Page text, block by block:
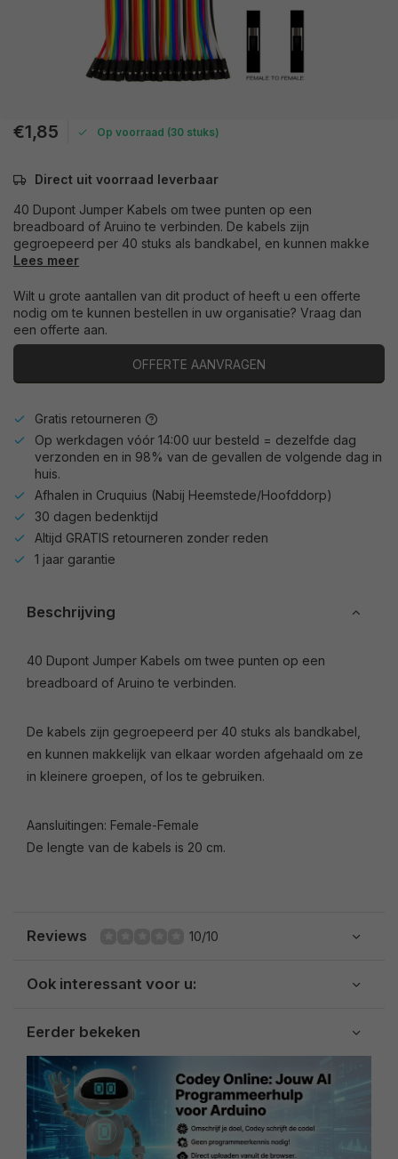
€1,85 Op voorraad (30 stuks)
Direct uit voorraad leverbaar
40 Dupont Jumper Kabels om twee punten op een
breadboard of Aruino te verbinden. De kabels zijn
gegroepeerd per 40 stuks als bandkabel, en kunnen makke
Lees meer
Wilt u grote aantallen van dit product of heeft u een offerte
nodig om te kunnen bestellen in uw organisatie? Vraag dan
een offerte aan.
OFFERTE AANVRAGEN
Gratis retourneren
Op werkdagen vóór 14:00 uur besteld = dezelfde dag
verzonden en in 98% van de gevallen de volgende dag in
huis.
Afhalen in Cruquius (Nabij Heemstede/Hoofddorp)
30 dagen bedenktijd
Altijd GRATIS retourneren zonder reden
1 jaar garantie
Beschrijving
40 Dupont Jumper Kabels om twee punten op een
breadboard of Aruino te verbinden.
De kabels zijn gegroepeerd per 40 stuks als bandkabel,
en kunnen makkelijk van elkaar worden afgehaald om ze
in kleinere groepen, of los te gebruiken.
Aansluitingen: Female-Female
De lengte van de kabels is 20 cm.
Reviews 10/10
Ook interessant voor u:
Eerder bekeken